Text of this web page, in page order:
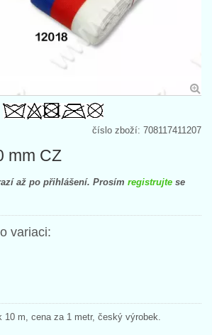
číslo zboží: 708117411207
mm CZ
až po přihlášení. Prosím registrujte se
variaci:
m, cena za 1 metr, český výrobek.